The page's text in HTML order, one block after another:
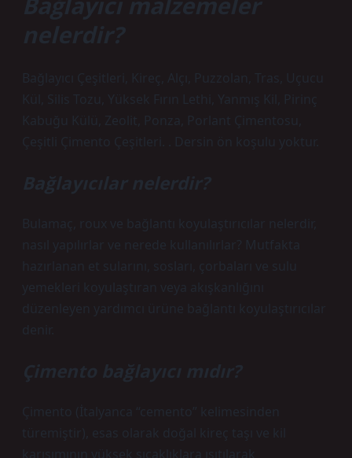
nelerdir?
Bağlayıcı Çeşitleri, Kireç, Alçı, Puzzolan, Tras, Uçucu
Kül, Silis Tozu, Yüksek Fırın Lethi, Yanmış Kil, Pirinç
Kabuğu Külü, Zeolit, Ponza, Porlant Çimentosu,
Çeşitli Çimento Çeşitleri. . Dersin ön koşulu yoktur.
Bağlayıcılar nelerdir?
Bulamaç, roux ve bağlantı koyulaştırıcılar nelerdir,
nasıl yapılırlar ve nerede kullanılırlar? Mutfakta
hazırlanan et sularını, sosları, çorbaları ve sulu
yemekleri koyulaştıran veya akışkanlığını
düzenleyen yardımcı ürüne bağlantı koyulaştırıcılar
denir.
Çimento bağlayıcı mıdır?
Çimento (İtalyanca “cemento” kelimesinden
türemiştir), esas olarak doğal kireç taşı ve kil
karışımının yüksek sıcaklıklara ısıtılarak